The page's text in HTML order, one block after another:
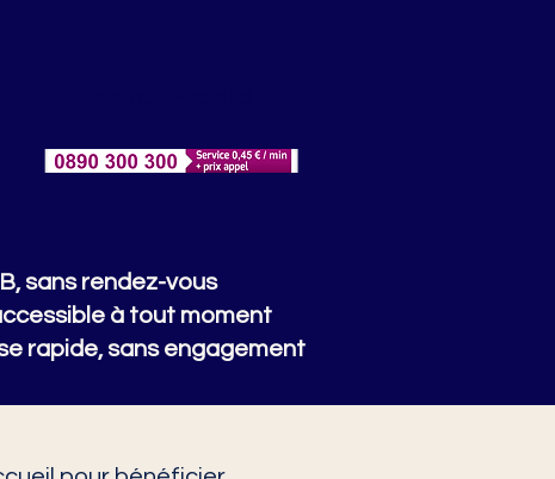
sans rendez-vous
à tout moment
rapide, sans engagement